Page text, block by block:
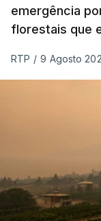
emergência
florestais que
RTP / 9 Agosto